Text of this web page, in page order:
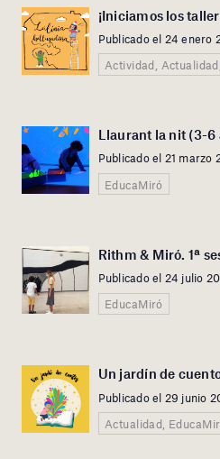
¡Iniciamos los
Publicado el 24 enero
Actividad,
Llaurant la nit (3-6
Publicado el 21 marzo
EducaMiró
Rithm & Miró. 1ª
Publicado el 24 julio
EducaMiró
Un jardín de
Publicado el 29 junio
Actualidad,